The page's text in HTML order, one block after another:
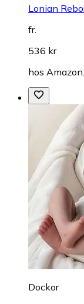
Lonian
fr.
536 kr
hos
Dockor